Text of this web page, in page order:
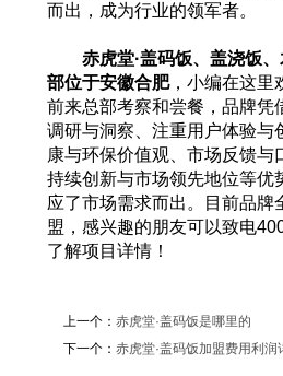
而出，成为行业的领军者。
赤虎堂·盖码饭、盖浇饭
部位于安徽合肥，小编在这里
前来总部考察和尝餐，品牌凭
调研与洞察、注重用户体验与
康与环保价值观、市场反馈与
持续创新与市场领先地位等优
应了市场需求而出。目前品牌
盟，感兴趣的朋友可以致电
了解项目详情！
上一个： 赤虎堂·盖码饭是哪里的
下一个： 赤虎堂·盖码饭加盟费用利润